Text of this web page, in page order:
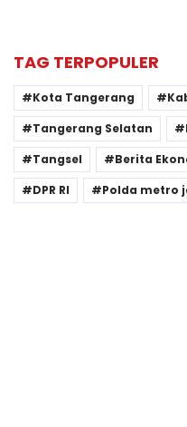
TAG TERPOPULER
Kota Tangerang
Tangerang Selatan
Tangsel
Berita
DPR RI
Polda metro